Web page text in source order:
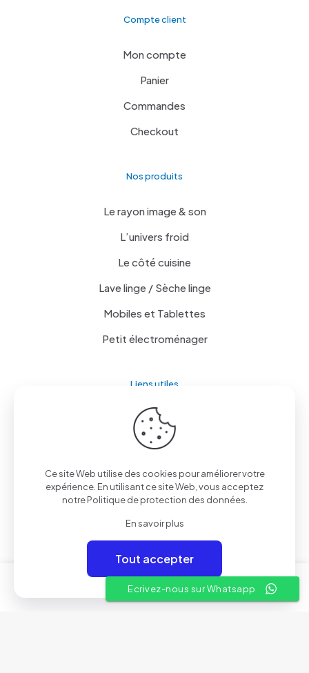
Compte client
Mon compte
Panier
Commandes
Checkout
Nos produits
Le rayon image & son
L’univers froid
Le côté cuisine
Lave linge / Sèche linge
Mobiles et Tablettes
Petit électroménager
Liens utiles
A propos
Conditions Générales de Vente
Nos showrooms
Contactez-nous
Rivil
Ce site Web utilise des cookies pour améliorer votre
expérience. En utilisant ce site Web, vous acceptez
notrePolitique de protection des données
En savoir plus
Tout accepter
Ecrivez-nous sur Whatsapp